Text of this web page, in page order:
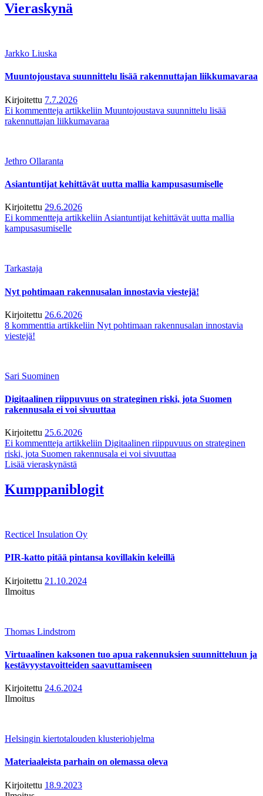
Vieraskynä
Jarkko Liuska
Muuntojoustava suunnittelu lisää rakennuttajan liikkumavaraa
Kirjoitettu 7.7.2026
Ei kommentteja artikkeliin Muuntojoustava suunnittelu lisää
rakennuttajan liikkumavaraa
Jethro Ollaranta
Asiantuntijat kehittävät uutta mallia kampusasumiselle
Kirjoitettu 29.6.2026
Ei kommentteja artikkeliin Asiantuntijat kehittävät uutta mallia
kampusasumiselle
Tarkastaja
Nyt pohtimaan rakennusalan innostavia viestejä!
Kirjoitettu 26.6.2026
8 kommenttia artikkeliin Nyt pohtimaan rakennusalan innostavia
viestejä!
Sari Suominen
Digitaalinen riippuvuus on strateginen riski, jota Suomen
rakennusala ei voi sivuuttaa
Kirjoitettu 25.6.2026
Ei kommentteja artikkeliin Digitaalinen riippuvuus on strateginen
riski, jota Suomen rakennusala ei voi sivuuttaa
Lisää vieraskynästä
Kumppaniblogit
Recticel Insulation Oy
PIR-katto pitää pintansa kovillakin keleillä
Kirjoitettu 21.10.2024
Ilmoitus
Thomas Lindstrom
Virtuaalinen kaksonen tuo apua rakennuksien suunnitteluun ja
kestävyystavoitteiden saavuttamiseen
Kirjoitettu 24.6.2024
Ilmoitus
Helsingin kiertotalouden klusteriohjelma
Materiaaleista parhain on olemassa oleva
Kirjoitettu 18.9.2023